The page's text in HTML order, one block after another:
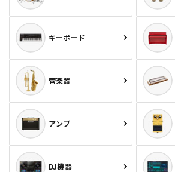
キーボード
管楽器
アンプ
DJ機器